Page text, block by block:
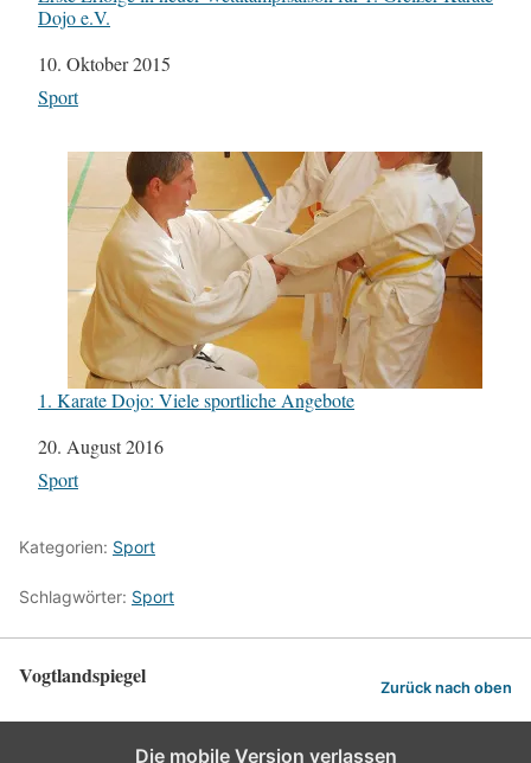
Dojo e.V.
Datum
10. Oktober 2015
In Bezug auf
Sport
1. Karate Dojo: Viele sportliche Angebote
Datum
20. August 2016
In Bezug auf
Sport
Kategorien: Sport
Schlagwörter: Sport
Vogtlandspiegel Zurück nach oben
Die mobile Version verlassen